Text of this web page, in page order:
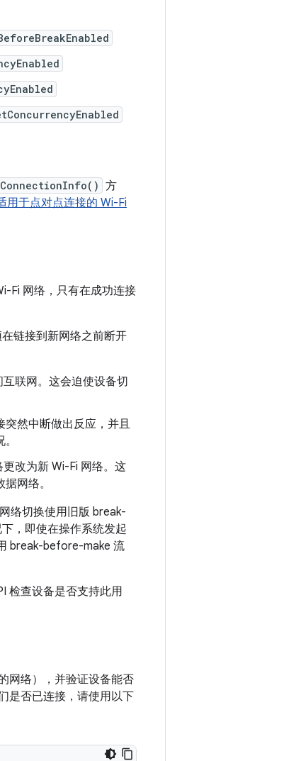
方
用于点对点连接的 Wi-Fi
Fi 网络，只有在成功连接
链接到新网络之前断开
联网。这会迫使设备切
突然中断做出反应，并且
改为新 Wi-Fi 网络。这
网络。
络切换使用旧版 break-
，即使在操作系统发起
break-before-make 流
检查设备是否支持此用
网络），并验证设备能否
是否已连接，请使用以下